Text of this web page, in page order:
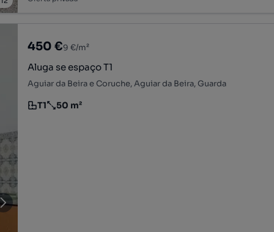
450 €9 €/m²
Aluga se espaço T1
Aguiar da Beira e Coruche, Aguiar da Beira, Guarda
Tipologia
T1
Preço por metro quadrado
50 m²